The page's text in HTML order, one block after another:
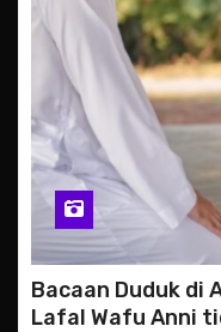
Bacaan Duduk di
Lafal Wafu Anni